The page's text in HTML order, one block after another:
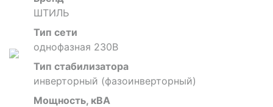
ШТИЛЬ
Тип сети
однофазная 230В
Тип стабилизатора
инверторный (фазоинверторный)
Мощность, кВА